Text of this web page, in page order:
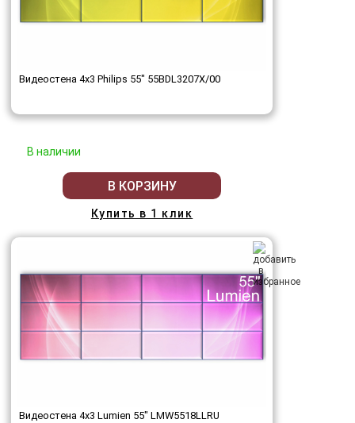
Видеостена 4x3 Philips 55" 55BDL3207X/00
В наличии
В КОРЗИНУ
Купить в 1 клик
Видеостена 4x3 Lumien 55" LMW5518LLRU